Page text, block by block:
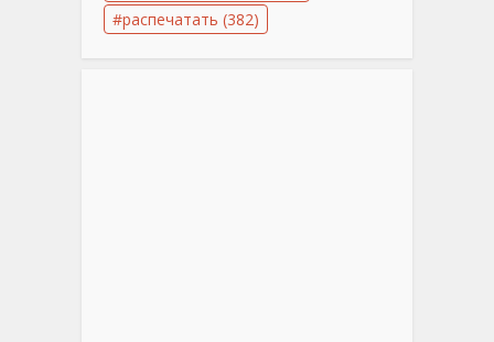
распечатать (382)